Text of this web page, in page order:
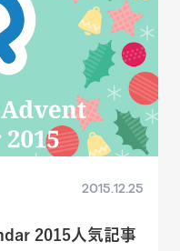
2015.12.25
2015人気記事